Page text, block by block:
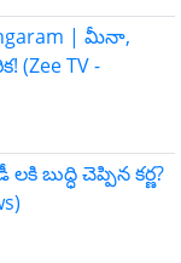
| మీనా,
(Zee TV -
బుద్ధి చెప్పిన కర్ణ?